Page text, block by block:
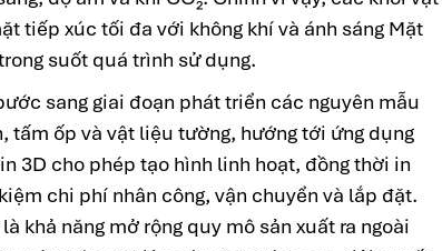
tiếp xúc tối đa với không khí và ánh sáng Mặt
suốt quá trình sử dụng.
sang giai đoạn phát triển các nguyên mẫu
tấm ốp và vật liệu tường, hướng tới ứng dụng
3D cho phép tạo hình linh hoạt, đồng thời in
chi phí nhân công, vận chuyển và lắp đặt.
khả năng mở rộng quy mô sản xuất ra ngoài